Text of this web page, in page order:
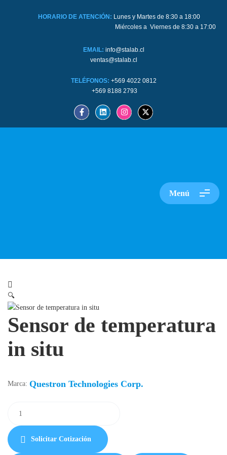
HORARIO DE ATENCIÓN: Lunes y Martes de 8:30 a 18:00
Miércoles a Viernes de 8:30 a 17:00
EMAIL: info@stalab.cl
ventas@stalab.cl
TELÉFONOS:+569 4022 0812
+569 8188 2793
Menú
🔍
Sensor de temperatura
in situ
Marca: Questron Technologies Corp.
Solicitar Cotización